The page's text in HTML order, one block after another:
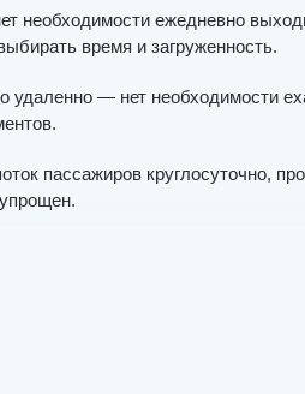
необходимости ежедневно
время и загруженность.
удаленно — нет необходимости
пассажиров круглосуточно,
задержек, мы не взимаем
значение).